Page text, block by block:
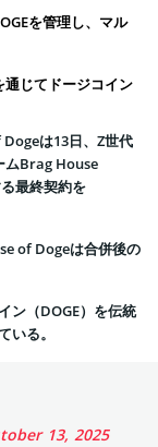
を管理し、マル
じてドージコイン
は13日、Z世代
ムBrag House
最終契約を
of Dogeは合併後の
ン（DOGE）を伝統
いる。
13, 2025